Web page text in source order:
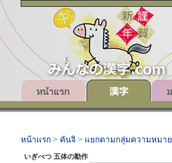
หน้าแรก > คันจิ > แยกตามกลุ่มความหมาย
いぎべつ 五体の動作